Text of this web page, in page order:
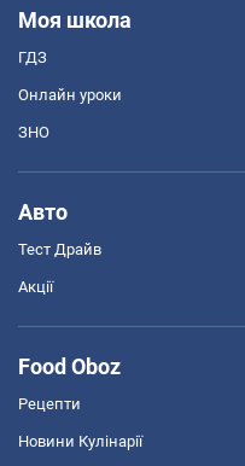
Моя школа
ГДЗ
Онлайн уроки
ЗНО
Авто
Тест Драйв
Акції
Food Oboz
Рецепти
Новини Кулінарії